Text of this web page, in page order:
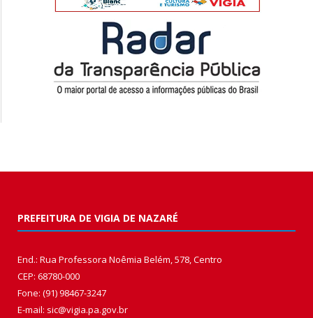
PREFEITURA DE VIGIA DE NAZARÉ
End.: Rua Professora Noêmia Belém, 578, Centro
CEP: 68780-000
Fone: (91) 98467-3247
E-mail: sic@vigia.pa.gov.br